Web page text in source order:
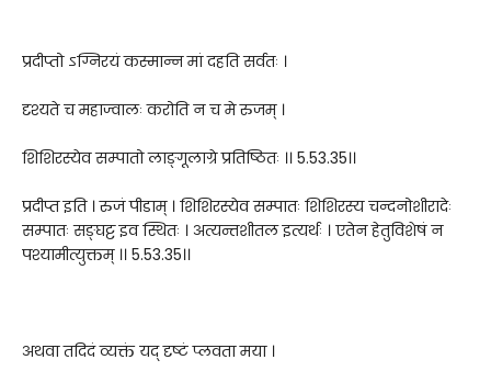
प्रदीप्तो ऽग्निरयं कस्मान्न मां दहति सर्वतः ।
दृश्यते च महाज्वालः करोति न च मे रुजम् ।
शिशिरस्येव सम्पातो लाङ्गूलाग्रे प्रतिष्ठितः ।। 5.53.35।।
प्रदीप्त इति । रुजं पीडाम् । शिशिरस्येव सम्पातः शिशिरस्य चन्दनोशीरादेः
सम्पातः सङ्घट्ट इव स्थितः । अत्यन्तशीतल इत्यर्थः । एतेन हेतुविशेषं न
पश्यामीत्युक्तम् ।। 5.53.35।।
अथवा तदिदं व्यक्तं यद् दृष्टं प्लवता मया ।